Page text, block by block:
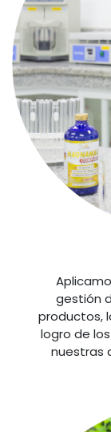
gestión
productos,
logro de
nuestras